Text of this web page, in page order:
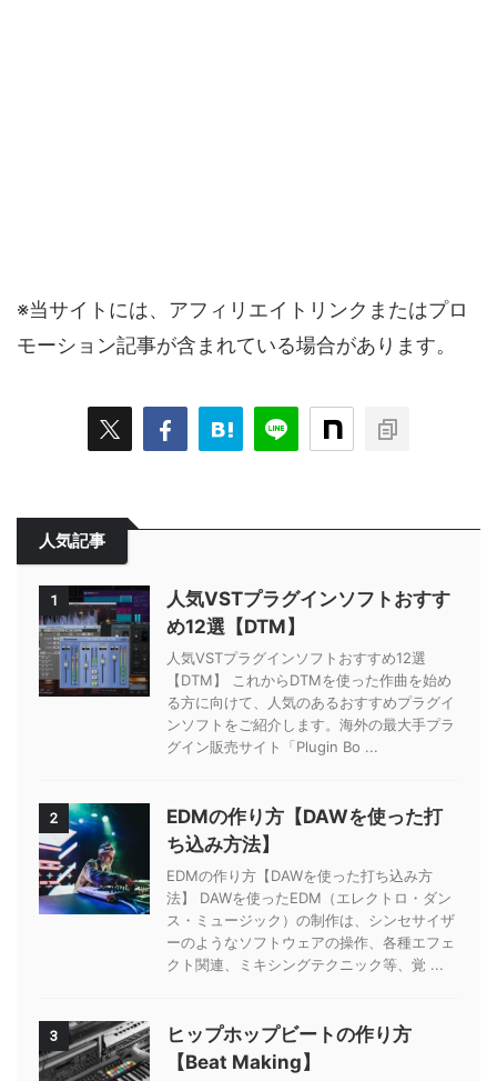
※当サイトには、アフィリエイトリンクまたはプロ
モーション記事が含まれている場合があります。
人気記事
1
人気VSTプラグインソフトおすす
め12選【DTM】
人気VSTプラグインソフトおすすめ12選
【DTM】 これからDTMを使った作曲を始め
る方に向けて、人気のあるおすすめプラグイ
ンソフトをご紹介します。海外の最大手プラ
グイン販売サイト「Plugin Bo ...
2
EDMの作り方【DAWを使った打
ち込み方法】
EDMの作り方【DAWを使った打ち込み方
法】 DAWを使ったEDM（エレクトロ・ダン
ス・ミュージック）の制作は、シンセサイザ
ーのようなソフトウェアの操作、各種エフェ
クト関連、ミキシングテクニック等、覚 ...
3
ヒップホップビートの作り方
【Beat Making】